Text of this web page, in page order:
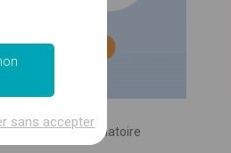
Combinatoire
sans accepter